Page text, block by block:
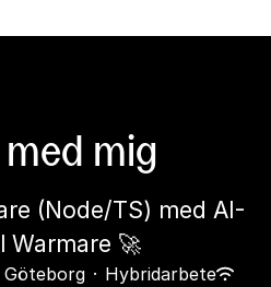
mig
(Node/TS) med AI-
Warmare 🚀
· Hybridarbete